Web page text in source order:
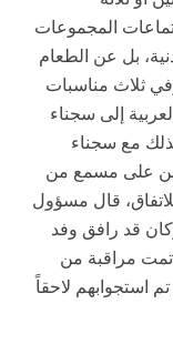
المجموعات
بل عن الطعام
ثلاث مناسبات
إلى سجناء
مع سجناء
على مسمع من
قال مسؤول
قد رافق وفد
مراقبة من
استجوابهم لاحقاً